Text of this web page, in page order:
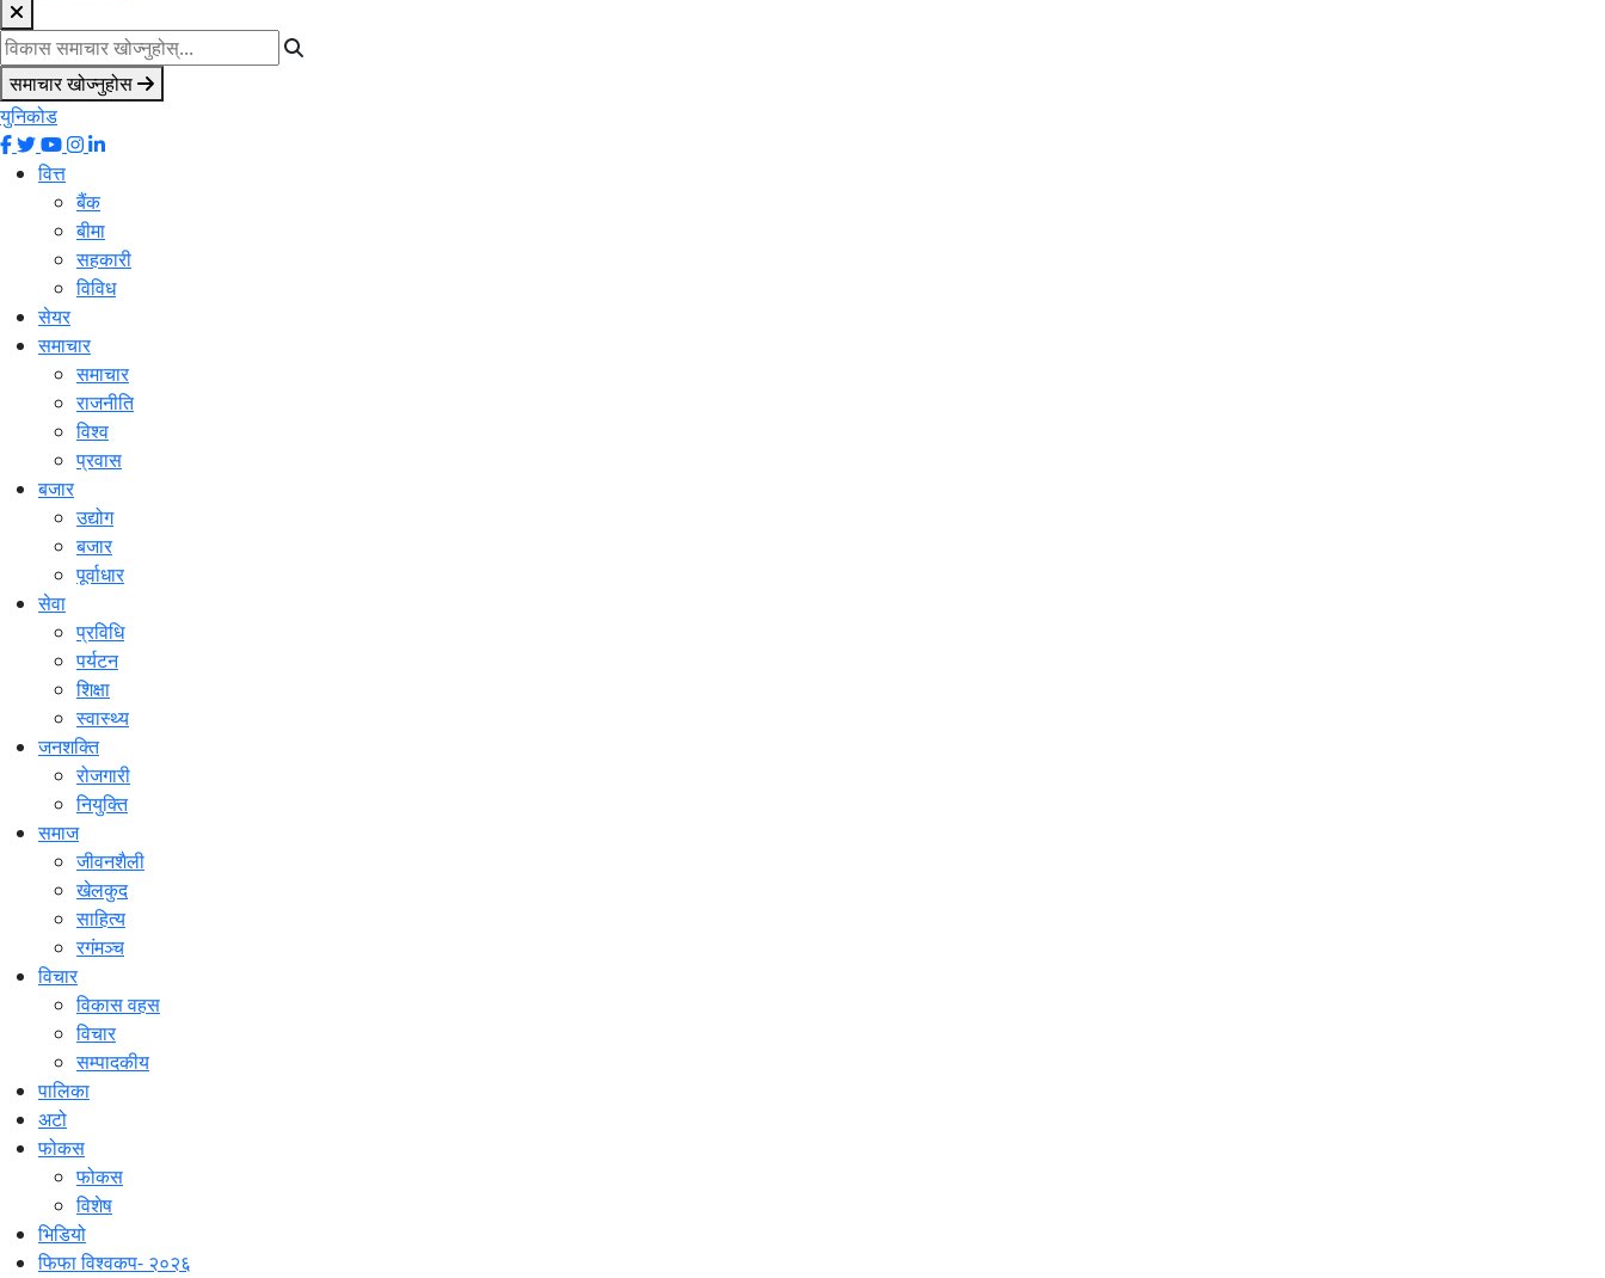
समाचार खोज्नुहोस
युनिकोड
वित्त
बैंक
बीमा
सहकारी
विविध
सेयर
समाचार
समाचार
राजनीति
विश्व
प्रवास
बजार
उद्योग
बजार
पूर्वाधार
सेवा
प्रविधि
पर्यटन
शिक्षा
स्वास्थ्य
जनशक्ति
रोजगारी
नियुक्ति
समाज
जीवनशैली
खेलकुद
साहित्य
रगंमञ्च
विचार
विकास वहस
विचार
सम्पादकीय
पालिका
अटो
फोकस
फोकस
विशेष
भिडियो
फिफा विश्वकप- २०२६